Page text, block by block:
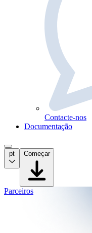
Contacte-nos
Documentação
pt Começar
Parceiros